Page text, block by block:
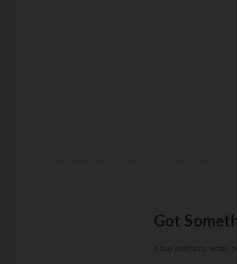
Got
Il tuo indirizzo email